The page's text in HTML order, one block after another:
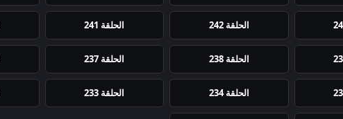
الحلقة 242 الحلقة 241
الحلقة 238 الحلقة 237
الحلقة 234 الحلقة 233